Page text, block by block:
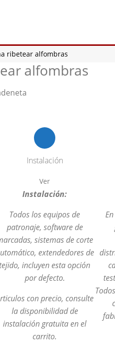
ribetear alfombras
alfombras
Instalación
Ver
Instalación:
Todos los equipos de
patronaje, software de
sistemas de corte
extendedores de
tejido, incluyen esta opción
por defecto.
con precio, consulte
la disponibilidad de
instalación gratuita en el
carrito.